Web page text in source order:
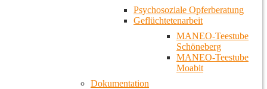
Psychosoziale Opferberatung
Geflüchtetenarbeit
MANEO-Teestube
Schöneberg
MANEO-Teestube
Moabit
Dokumentation